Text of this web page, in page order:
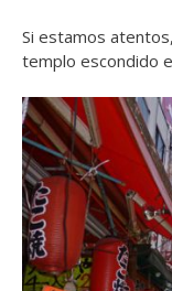
Si estamos
templo escondido